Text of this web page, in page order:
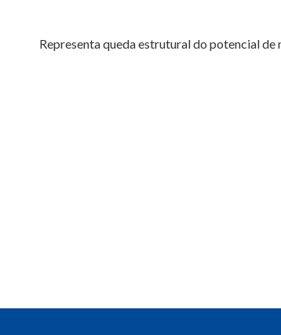
Representa queda estrutural do potencial